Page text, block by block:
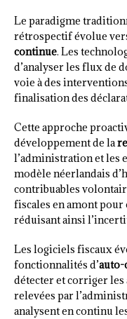
Le paradigme
rétrospectif évolue
continue. Les
d’analyser les flux de
voie à des
finalisation des
Cette approche
développement de la
l’administration et les
modèle néerlandais
contribuables
fiscales en amont
réduisant ainsi
Les logiciels fiscaux
fonctionnalités d’
détecter et corriger les
relevées par
analysent en continu